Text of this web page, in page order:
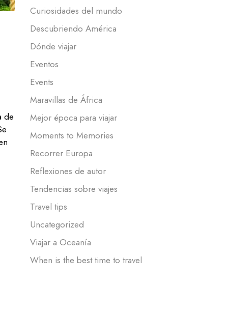
de
Curiosidades del mundo
Descubriendo América
Dónde viajar
Eventos
Events
Maravillas de África
Mejor época para viajar
Moments to Memories
Recorrer Europa
Reflexiones de autor
Tendencias sobre viajes
Travel tips
Uncategorized
Viajar a Oceanía
When is the best time to travel